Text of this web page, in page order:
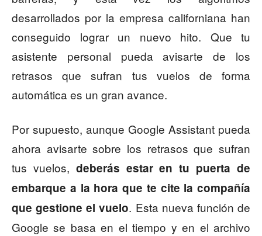
desarrollados por la empresa californiana han
conseguido lograr un nuevo hito. Que tu
asistente personal pueda avisarte de los
retrasos que sufran tus vuelos de forma
automática es un gran avance.
Por supuesto, aunque Google Assistant pueda
ahora avisarte sobre los retrasos que sufran
tus vuelos, deberás estar en tu puerta de
embarque a la hora que te cite la compañía
que gestione el vuelo. Esta nueva función de
Google se basa en el tiempo y en el archivo